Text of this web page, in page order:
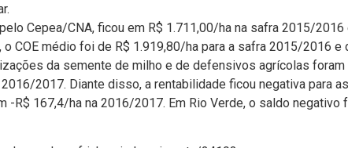
Cepea/CNA, ficou em R$ 1.711,00/ha na safra 2015/2016
COE médio foi de R$ 1.919,80/ha para a safra 2015/2016 e
da semente de milho e de defensivos agrícolas foram
2017. Diante disso, a rentabilidade ficou negativa para
R$ 167,4/ha na 2016/2017. Em Rio Verde, o saldo negativo